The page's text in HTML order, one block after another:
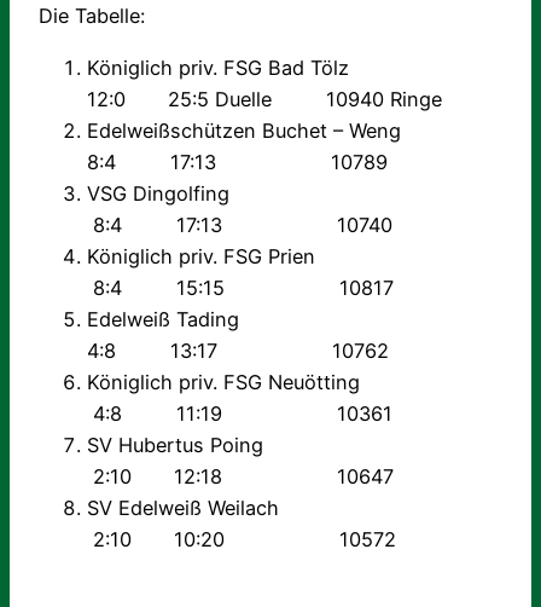
Die Tabelle:
Königlich priv. FSG Bad Tölz
12:0 25:5 Duelle 10940 Ringe
Edelweißschützen Buchet – Weng
8:4 17:13 10789
VSG Dingolfing
8:4 17:13 10740
Königlich priv. FSG Prien
8:4 15:15 10817
Edelweiß Tading
4:8 13:17 10762
Königlich priv. FSG Neuötting
4:8 11:19 10361
SV Hubertus Poing
2:10 12:18 10647
SV Edelweiß Weilach
2:10 10:20 10572